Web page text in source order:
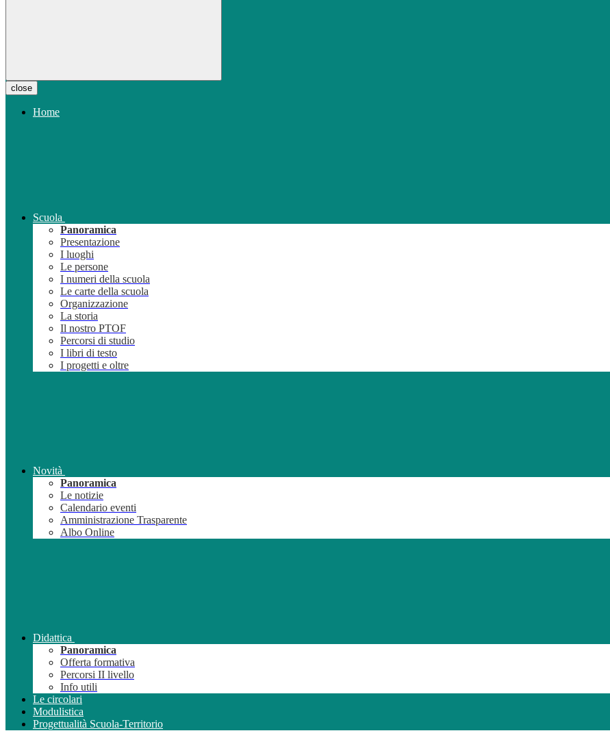
close
Home
Scuola
Panoramica
Presentazione
I luoghi
Le persone
I numeri della scuola
Le carte della scuola
Organizzazione
La storia
Il nostro PTOF
Percorsi di studio
I libri di testo
I progetti e oltre
Novità
Panoramica
Le notizie
Calendario eventi
Amministrazione Trasparente
Albo Online
Didattica
Panoramica
Offerta formativa
Percorsi II livello
Info utili
Le circolari
Modulistica
Progettualità Scuola-Territorio